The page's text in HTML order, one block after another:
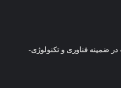
در ضمینه فناوری و تکنولوژی-